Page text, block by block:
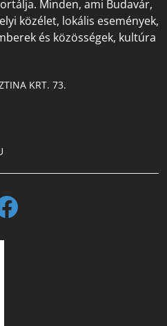
Minden, ami Budavár,
közélet, lokális események,
és közösségek, kultúra
KRT. 73.